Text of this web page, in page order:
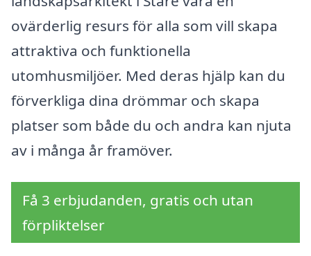
ovärderlig resurs för alla som vill skapa
attraktiva och funktionella
utomhusmiljöer. Med deras hjälp kan du
förverkliga dina drömmar och skapa
platser som både du och andra kan njuta
av i många år framöver.
Få 3 erbjudanden, gratis och utan
förpliktelser